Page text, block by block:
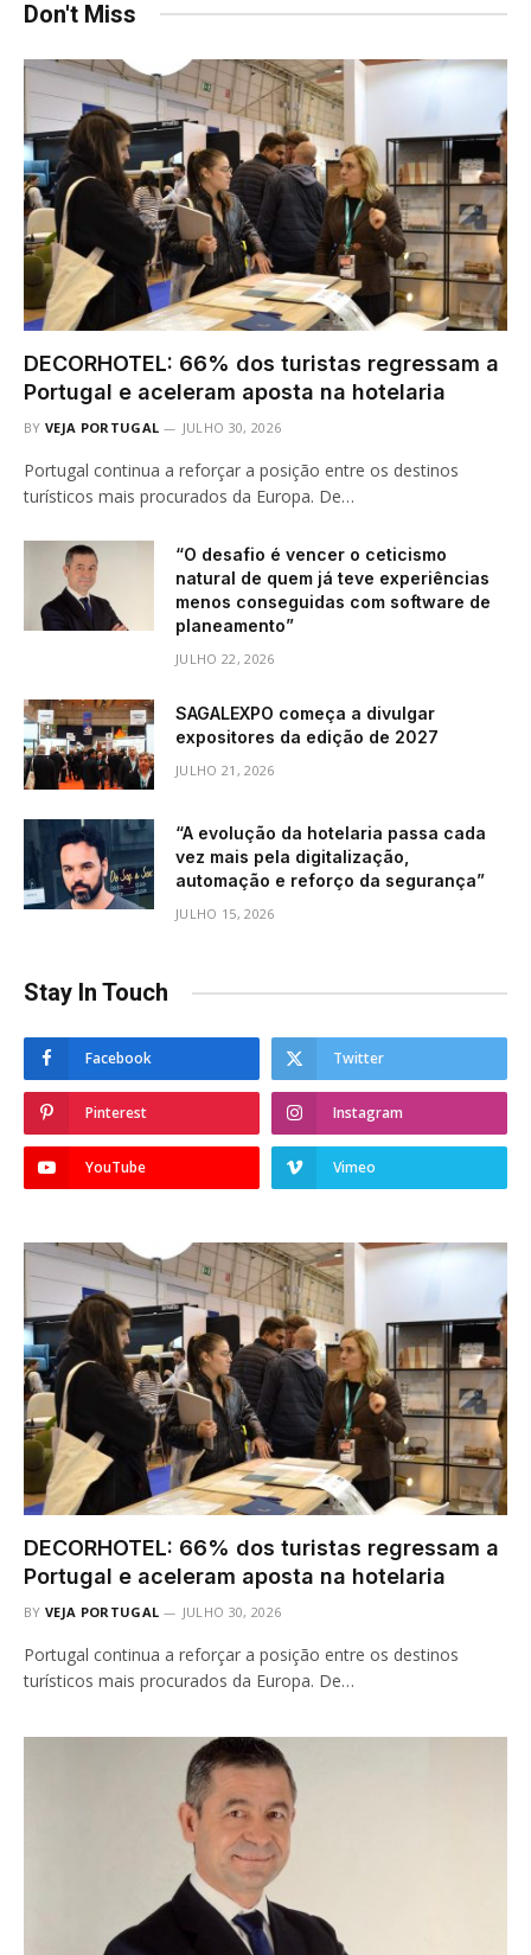
Don't Miss
DECORHOTEL: 66% dos turistas regressam a
Portugal e aceleram aposta na hotelaria
BY VEJA PORTUGAL JULHO 30, 2026
Portugal continua a reforçar a posição entre os destinos
turísticos mais procurados da Europa. De…
“O desafio é vencer o ceticismo
natural de quem já teve experiências
menos conseguidas com software de
planeamento”
JULHO 22, 2026
SAGALEXPO começa a divulgar
expositores da edição de 2027
JULHO 21, 2026
“A evolução da hotelaria passa cada
vez mais pela digitalização,
automação e reforço da segurança”
JULHO 15, 2026
Stay In Touch
Facebook Twitter
Pinterest Instagram
YouTube Vimeo
DECORHOTEL: 66% dos turistas regressam a
Portugal e aceleram aposta na hotelaria
BY VEJA PORTUGAL JULHO 30, 2026
Portugal continua a reforçar a posição entre os destinos
turísticos mais procurados da Europa. De…